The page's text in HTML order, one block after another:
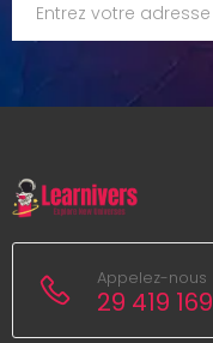
Appelez-nous
29 419 169